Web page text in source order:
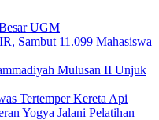
UGM
Sambut 11.099 Mahasiswa
Mulusan II Unjuk
Tertemper Kereta Api
Yogya Jalani Pelatihan